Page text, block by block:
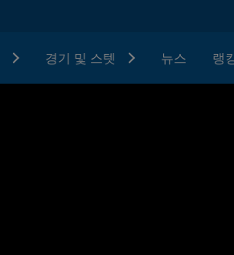
경기 및 스텟 뉴스 랭